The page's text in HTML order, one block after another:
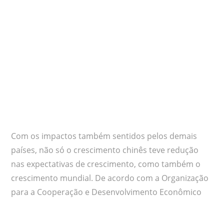
Com os impactos também sentidos pelos demais
países, não só o crescimento chinês teve redução
nas expectativas de crescimento, como também o
crescimento mundial. De acordo com a Organização
para a Cooperação e Desenvolvimento Econômico